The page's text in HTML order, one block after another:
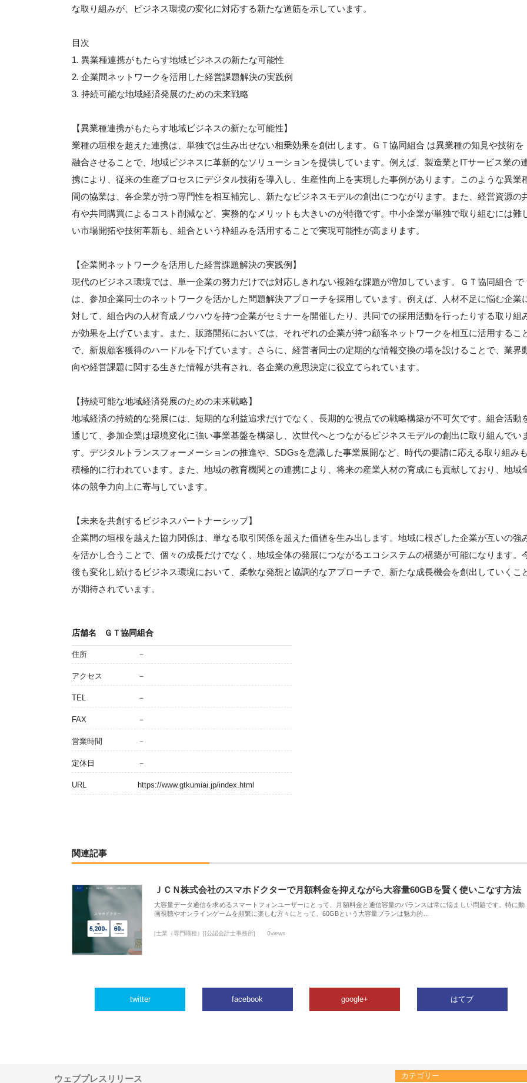
な取り組みが、ビジネス環境の変化に対応する新たな道筋を示しています。
目次
1. 異業種連携がもたらす地域ビジネスの新たな可能性
2. 企業間ネットワークを活用した経営課題解決の実践例
3. 持続可能な地域経済発展のための未来戦略
【異業種連携がもたらす地域ビジネスの新たな可能性】
業種の垣根を超えた連携は、単独では生み出せない相乗効果を創出します。ＧＴ協同組合 は異業種の知見や技術を
融合させることで、地域ビジネスに革新的なソリューションを提供しています。例えば、製造業とITサービス業の
携により、従来の生産プロセスにデジタル技術を導入し、生産性向上を実現した事例があります。このような異業
間の協業は、各企業が持つ専門性を相互補完し、新たなビジネスモデルの創出につながります。また、経営資源の
有や共同購買によるコスト削減など、実務的なメリットも大きいのが特徴です。中小企業が単独で取り組むには難
い市場開拓や技術革新も、組合という枠組みを活用することで実現可能性が高まります。
【企業間ネットワークを活用した経営課題解決の実践例】
現代のビジネス環境では、単一企業の努力だけでは対応しきれない複雑な課題が増加しています。ＧＴ協同組合 で
は、参加企業同士のネットワークを活かした問題解決アプローチを採用しています。例えば、人材不足に悩む企業
対して、組合内の人材育成ノウハウを持つ企業がセミナーを開催したり、共同での採用活動を行ったりする取り組
が効果を上げています。また、販路開拓においては、それぞれの企業が持つ顧客ネットワークを相互に活用するこ
で、新規顧客獲得のハードルを下げています。さらに、経営者同士の定期的な情報交換の場を設けることで、業界
向や経営課題に関する生きた情報が共有され、各企業の意思決定に役立てられています。
【持続可能な地域経済発展のための未来戦略】
地域経済の持続的な発展には、短期的な利益追求だけでなく、長期的な視点での戦略構築が不可欠です。組合活動
通じて、参加企業は環境変化に強い事業基盤を構築し、次世代へとつながるビジネスモデルの創出に取り組んでい
す。デジタルトランスフォーメーションの推進や、SDGsを意識した事業展開など、時代の要請に応える取り組みも
積極的に行われています。また、地域の教育機関との連携により、将来の産業人材の育成にも貢献しており、地域
体の競争力向上に寄与しています。
【未来を共創するビジネスパートナーシップ】
企業間の垣根を越えた協力関係は、単なる取引関係を超えた価値を生み出します。地域に根ざした企業が互いの強
を活かし合うことで、個々の成長だけでなく、地域全体の発展につながるエコシステムの構築が可能になります。
後も変化し続けるビジネス環境において、柔軟な発想と協調的なアプローチで、新たな成長機会を創出していくこ
が期待されています。
店舗名 ＧＴ協同組合
住所 －
アクセス －
TEL －
FAX －
営業時間 －
定休日 －
URL https://www.gtkumiai.jp/index.html
関連記事
ＪＣＮ株式会社のスマホドクターで月額料金を抑えながら大容量60GBを賢く使いこなす方法
大容量データ通信を求めるスマートフォンユーザーにとって、月額料金と通信容量のバランスは常に悩ましい問題です。特に動
画視聴やオンラインゲームを頻繁に楽しむ方々にとって、60GBという大容量プランは魅力的…
[士業（専門職種）][公認会計士事務所] 0views
twitter facebook google+ はてブ
ウェブプレスリリース カテゴリー